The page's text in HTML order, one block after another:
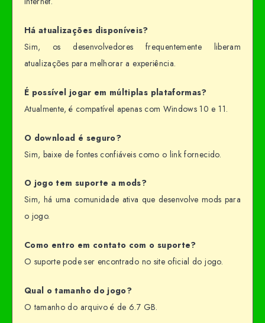
Há atualizações disponíveis?
Sim, os desenvolvedores frequentemente liberam
atualizações para melhorar a experiência.
É possível jogar em múltiplas plataformas?
Atualmente, é compatível apenas com Windows 10 e 11.
O download é seguro?
Sim, baixe de fontes confiáveis como o link fornecido.
O jogo tem suporte a mods?
Sim, há uma comunidade ativa que desenvolve mods para
o jogo.
Como entro em contato com o suporte?
O suporte pode ser encontrado no site oficial do jogo.
Qual o tamanho do jogo?
O tamanho do arquivo é de 6.7 GB.